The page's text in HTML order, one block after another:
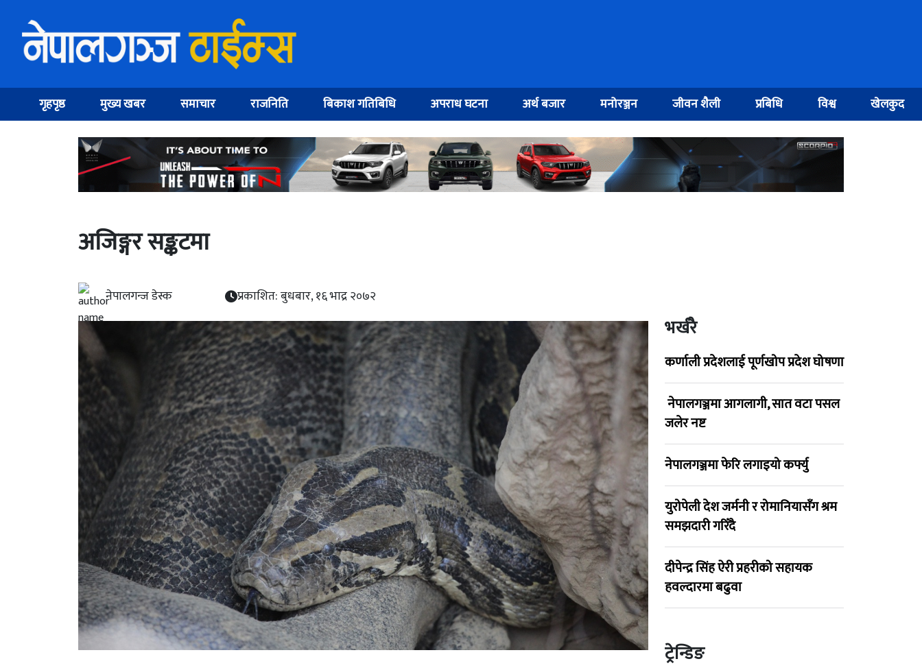
गृहपृष्ठ मुख्य खबर समाचार राजनिति बिकाश गतिबिधि अपराध घटना अर्थ बजार मनोरञ्जन जीवन शैली प्रबिधि विश्व खेलकुद
अजिङ्गर सङ्कटमा
नेपालगन्ज डेस्क प्रकाशित: बुधबार, १६ भाद्र २०७२
भर्खरै
कर्णाली प्रदेशलाई पूर्णखोप प्रदेश घोषणा
नेपालगञ्जमा आगलागी, सात वटा पसल
जलेर नष्ट
नेपालगञ्जमा फेरि लगाइयो कर्फ्यु
युरोपेली देश जर्मनी र रोमानियासँग श्रम
समझदारी गरिँदै
दीपेन्द्र सिंह ऐरी प्रहरीको सहायक
हवल्दारमा बढुवा
ट्रेन्डिङ